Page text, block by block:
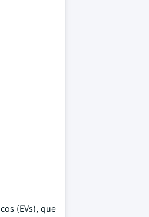
(EVs), que